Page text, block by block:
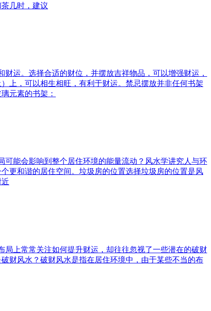
几时，建议
运。选择合适的财位，并摆放吉祥物品，可以增强财运，
上，可以相生相旺，有利于财运。禁忌摆放并非任何书架
元素的书架：
能会影响到整个居住环境的能量流动？风水学讲究人与环
更和谐的居住空间。垃圾房的位置选择垃圾房的位置是风
上常常关注如何提升财运，却往往忽视了一些潜在的破财
财风水？破财风水是指在居住环境中，由于某些不当的布